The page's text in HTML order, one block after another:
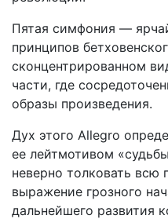
Пятая симфония —
принципов
сконцентрированном
части, где
образы произведения.
Дух этого Allegro
ее лейт­мотивом
неверно толковать всю
выражение грозного
дальнейшего развития